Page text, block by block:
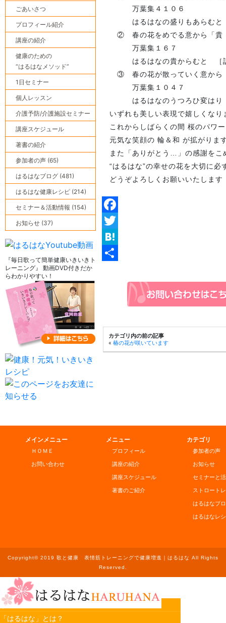
万葉集４１０６
はるはなの盛りもあらむと
② 春の花をめでる意から「貴
万葉集１６７
はるはなの貴からむと ［訳
③ 春の花が散っていく意から
万葉集１０４７
はるはなのうつろひ変はり
いずれも美しい表現で嬉しくなり
これからしばらくの間 桜のパワ
元気な笑顔の 輪＆和 が拡がりま
また「ありがとう…」の感謝をこ
“はるはな”の幸せの花を大切に必
どうぞよろしくお願いいたします
Facebook
Twitter
Hatena
カテゴリ内の前の記事
« 椿の花が咲いています
ごあいさつ
プロフィール紹介
講座の紹介
健康のための
“はるはなメソッド”
1日セミナー
個人レッスン
介護予防/介護施設セミナー
講座スケジュール
著書の紹介
参加者の声 (65)
はるはなブログ (481)
はるはな健康レシピ (214)
セミナー＆活動情報 (154)
お知らせ (37)
『毎日歌って簡単健康いきいきト
レーニング』 動画DVD付きだか
らわかりやすい！
メインメニュー
ＨＯＭＥ
お問い合わせ
メニュー
プロフィール
講座の紹介
講座スケジュール
著書のご紹介
カテゴリ
参加者の声
お知らせ
セミナーと
ストロート
はるはなブ
はるはなレ
Copyright© 2019 歌と健康 表情筋トレーニングで健康増進｜はるはな All Rights
Reserved.
ホーム
「はるはな」とは？